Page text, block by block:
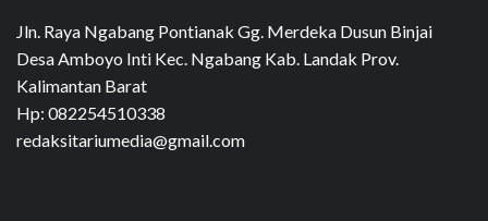
Jln. Raya Ngabang Pontianak Gg. Merdeka Dusun Binjai
Desa Amboyo Inti Kec. Ngabang Kab. Landak Prov.
Kalimantan Barat
Hp: 082254510338
redaksitariumedia@gmail.com